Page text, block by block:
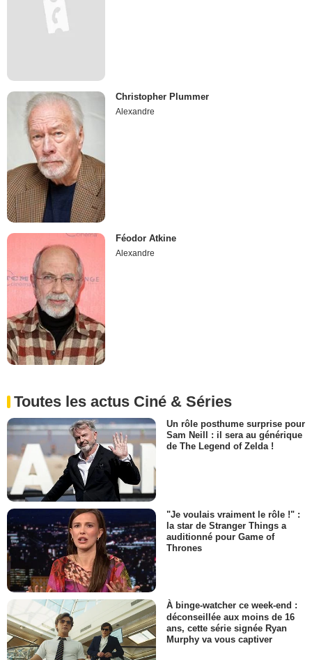
Christopher Plummer
Alexandre
Féodor Atkine
Alexandre
Toutes les actus Ciné & Séries
Un rôle posthume surprise pour
Sam Neill : il sera au générique
de The Legend of Zelda !
"Je voulais vraiment le rôle !" :
la star de Stranger Things a
auditionné pour Game of
Thrones
À binge-watcher ce week-end :
déconseillée aux moins de 16
ans, cette série signée Ryan
Murphy va vous captiver